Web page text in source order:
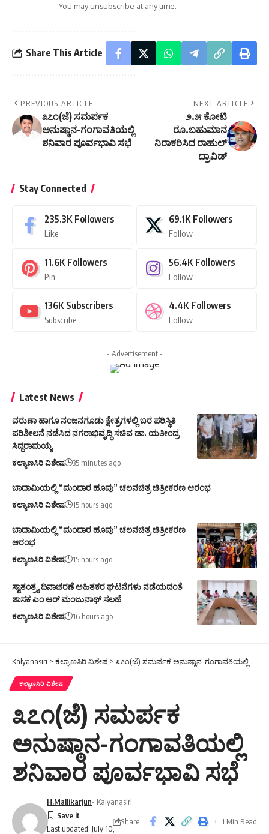
You may unsubscribe at any time.
Share This Article
PREVIOUS ARTICLE
೩೭೧(ಜೆ) ಸಮರ್ಪಕ
ಅನುಷ್ಠಾನ-ಗಂಗಾವತಿಯಲ್ಲಿ
ಶನಿವಾರ ಪೂರ್ವಭಾವಿ ಸಭೆ
NEXT ARTICLE
೨.೫ ಕೋಟಿ
ರೂ.ಬಹುಮಾನ
ನಿರಾಕರಿಸಿದ ರಾಹುಲ್‌
ದ್ರಾವಿಡ್
Stay Connected
235.3K Followers
Like
69.1K Followers
Follow
11.6K Followers
Pin
56.4K Followers
Follow
136K Subscribers
Subscribe
4.4K Followers
Follow
- Advertisement -
Latest News
ವರುಣಾ ಹಾಗೂ ನಂಜನಗೂಡು ಕ್ಷೇತ್ರಗಳಲ್ಲಿ ಬರ ಪರಿಸ್ಥಿತಿ
ಪರಿಶೀಲನೆ ನಡೆಸಿದ ನಗರಾಭಿವೃದ್ಧಿ ಸಚಿವ ಡಾ. ಯತೀಂದ್ರ
ಸಿದ್ದರಾಮಯ್ಯ
ಕಲ್ಯಾಣಸಿರಿ ವಿಶೇಷ 35 minutes ago
ಬಾದಾಮಿಯಲ್ಲಿ “ಮಂದಾರ ಹೂವು” ಚಲನಚಿತ್ರ ಚಿತ್ರೀಕರಣ ಆರಂಭ
ಕಲ್ಯಾಣಸಿರಿ ವಿಶೇಷ 15 hours ago
ಬಾದಾಮಿಯಲ್ಲಿ “ಮಂದಾರ ಹೂವು” ಚಲನಚಿತ್ರ ಚಿತ್ರೀಕರಣ
ಆರಂಭ
ಕಲ್ಯಾಣಸಿರಿ ವಿಶೇಷ 15 hours ago
ಸ್ವಾತಂತ್ರ್ಯ ದಿನಾಚರಣೆ ಅಹಿತಕರ ಘಟನೆಗಳು ನಡೆಯದಂತೆ
ಶಾಸಕ ಎಂ ಆರ್ ಮಂಜುನಾಥ್ ಸಲಹೆ
ಕಲ್ಯಾಣಸಿರಿ ವಿಶೇಷ 16 hours ago
Kalyanasiri > ಕಲ್ಯಾಣಸಿರಿ ವಿಶೇಷ > ೩೭೧(ಜೆ) ಸಮರ್ಪಕ ಅನುಷ್ಠಾನ-ಗಂಗಾವತಿಯಲ್ಲಿ ಶನಿವಾರ ಪೂರ್ವಭಾವಿ ಸಭೆ
ಕಲ್ಯಾಣಸಿರಿ ವಿಶೇಷ
೩೭೧(ಜೆ) ಸಮರ್ಪಕ
ಅನುಷ್ಠಾನ-ಗಂಗಾವತಿಯಲ್ಲಿ
ಶನಿವಾರ ಪೂರ್ವಭಾವಿ ಸಭೆ
Last updated: July 10,
H.Mallikarjun- Kalyanasiri
Share 1 Min Read